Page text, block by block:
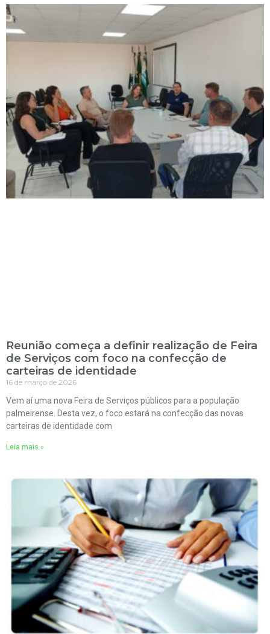
Reunião começa a definir realização de Feira
de Serviços com foco na confecção de
carteiras de identidade
16 de março de 2026
Vem aí uma nova Feira de Serviços públicos para a população
palmeirense. Desta vez, o foco estará na confecção das novas
carteiras de identidade com
Leia mais »